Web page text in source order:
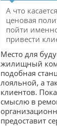
А что
ценовая
пойти
привести
Место для
жилищный
подобная
лояльной, а
клиентов.
смыслю в
предоставит